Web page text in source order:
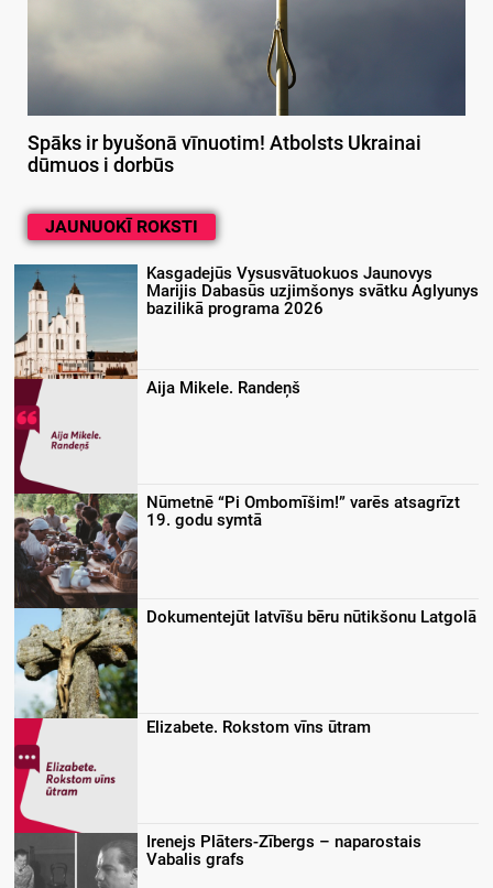
Spāks ir byušonā vīnuotim! Atbolsts Ukrainai
dūmuos i dorbūs
JAUNUOKĪ ROKSTI
Kasgadejūs Vysusvātuokuos Jaunovys
Marijis Dabasūs uzjimšonys svātku Aglyunys
bazilikā programa 2026
Aija Mikele. Randeņš
Nūmetnē “Pi Ombomīšim!” varēs atsagrīzt
19. godu symtā
Dokumentejūt latvīšu bēru nūtikšonu Latgolā
Elizabete. Rokstom vīns ūtram
Irenejs Plāters-Zībergs – naparostais
Vabalis grafs